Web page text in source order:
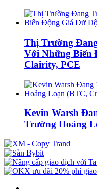
Thị Trường
Với Những Biến
Clairity, PCE
Kevin Warsh
Trường Hoảng